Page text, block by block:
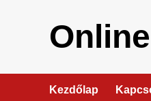
Kezdőlap